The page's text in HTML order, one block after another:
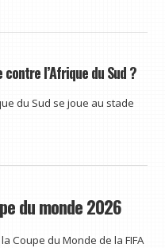
l’Afrique du Sud ?
du Sud se joue au stade
du monde 2026
Coupe du Monde de la FIFA